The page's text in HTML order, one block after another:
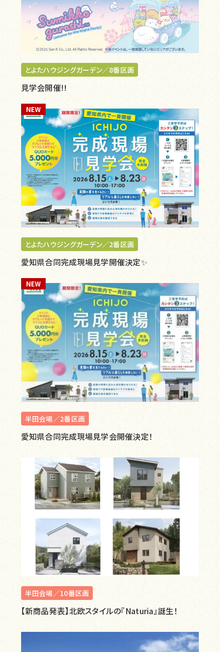
とよたハウジングガーデン／8番区画
見学会開催!!
NEW
とよたハウジングガーデン／2番区画
愛知県合同完成現場見学開催決定✨
NEW
半田会場／2番区画
愛知県合同完成現場見学会開催決定！
半田会場／10番区画
【新商品発表】北欧スタイルの『Naturia』誕生！